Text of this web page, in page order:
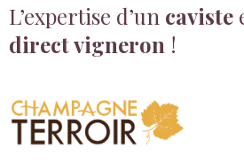
L’expertise d’un caviste
direct vigneron !